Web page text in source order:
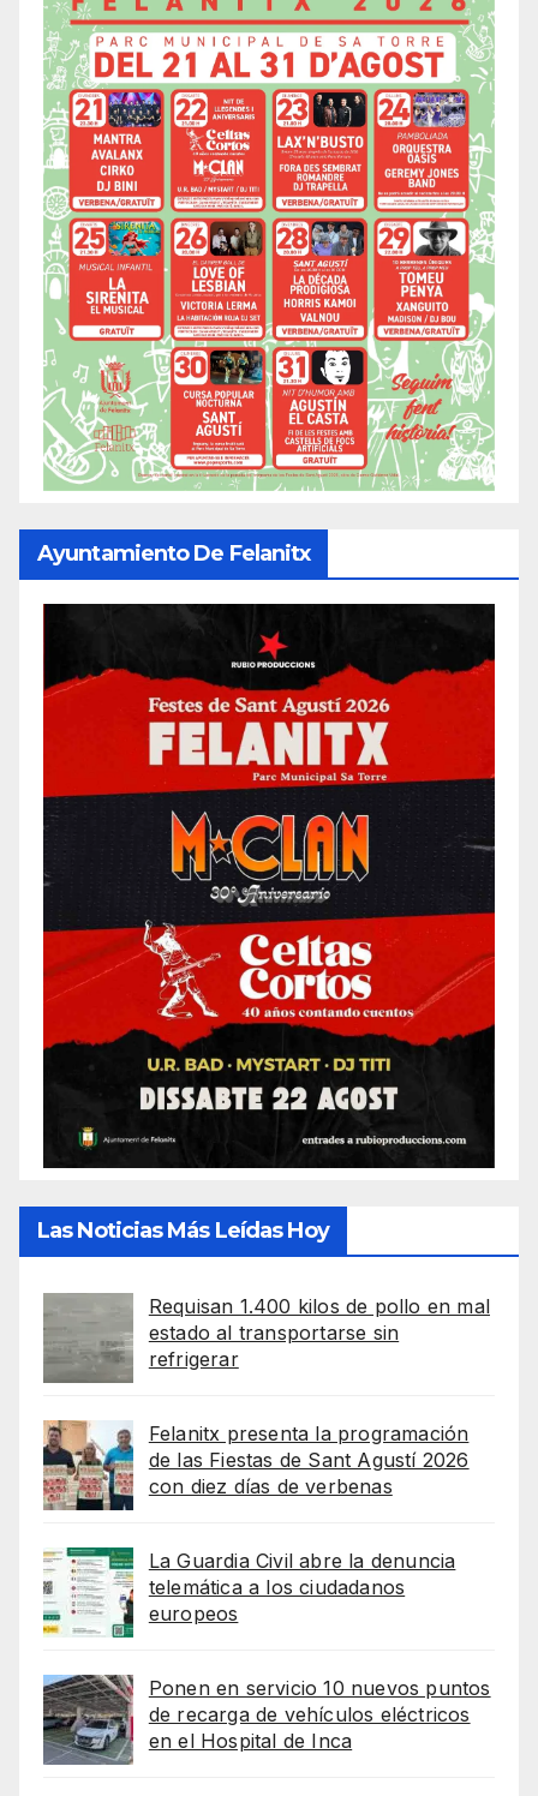
Ayuntamiento De Felanitx
Las Noticias Más Leídas Hoy
Requisan 1.400 kilos de pollo en mal
estado al transportarse sin
refrigerar
Felanitx presenta la programación
de las Fiestas de Sant Agustí 2026
con diez días de verbenas
La Guardia Civil abre la denuncia
telemática a los ciudadanos
europeos
Ponen en servicio 10 nuevos puntos
de recarga de vehículos eléctricos
en el Hospital de Inca